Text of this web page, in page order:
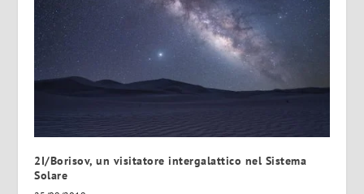
2I/Borisov, un visitatore intergalattico nel Sistema
Solare